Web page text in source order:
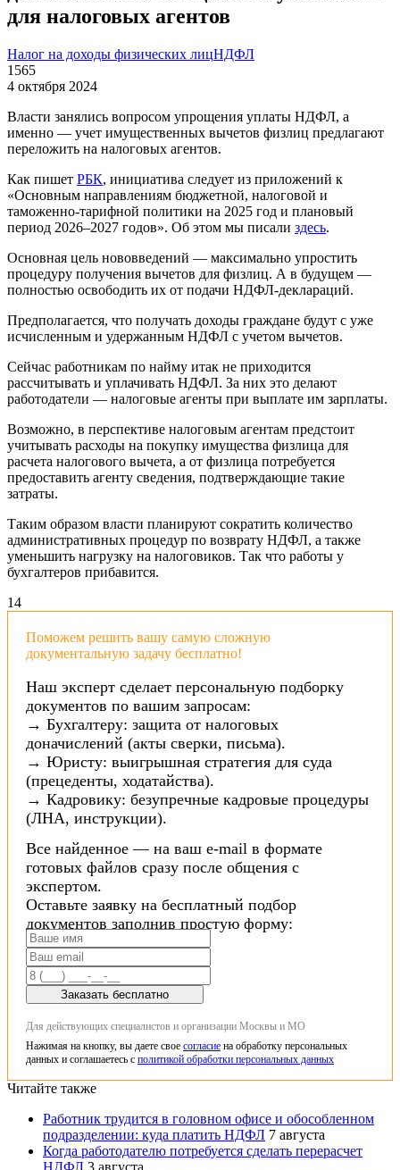
для налоговых агентов
Налог на доходы физических лицНДФЛ
1565
4 октября 2024
Власти занялись вопросом упрощения уплаты НДФЛ, а
именно — учет имущественных вычетов физлиц предлагают
переложить на налоговых агентов.
Как пишет РБК, инициатива следует из приложений к
«Основным направлениям бюджетной, налоговой и
таможенно-тарифной политики на 2025 год и плановый
период 2026–2027 годов». Об этом мы писали здесь.
Основная цель нововведений — максимально упростить
процедуру получения вычетов для физлиц. А в будущем —
полностью освободить их от подачи НДФЛ-деклараций.
Предполагается, что получать доходы граждане будут с уже
исчисленным и удержанным НДФЛ с учетом вычетов.
Сейчас работникам по найму итак не приходится
рассчитывать и уплачивать НДФЛ. За них это делают
работодатели — налоговые агенты при выплате им зарплаты.
Возможно, в перспективе налоговым агентам предстоит
учитывать расходы на покупку имущества физлица для
расчета налогового вычета, а от физлица потребуется
предоставить агенту сведения, подтверждающие такие
затраты.
Таким образом власти планируют сократить количество
административных процедур по возврату НДФЛ, а также
уменьшить нагрузку на налоговиков. Так что работы у
бухгалтеров прибавится.
14
Поможем решить вашу самую сложную
документальную задачу бесплатно!
Наш эксперт сделает персональную подборку
документов по вашим запросам:
→ Бухгалтеру: защита от налоговых
доначислений (акты сверки, письма).
→ Юристу: выигрышная стратегия для суда
(прецеденты, ходатайства).
→ Кадровику: безупречные кадровые процедуры
(ЛНА, инструкции).
Все найденное — на ваш e-mail в формате
готовых файлов сразу после общения с
экспертом.
Оставьте заявку на бесплатный подбор
документов заполнив простую форму:
Заказать бесплатно
Для действующих специалистов и организации Москвы и МО
Нажимая на кнопку, вы даете свое согласие на обработку персональных
данных и соглашаетесь с политикой обработки персональных данных
Читайте также
Работник трудится в головном офисе и обособленном
подразделении: куда платить НДФЛ 7 августа
Когда работодателю потребуется сделать перерасчет
НДФЛ 3 августа